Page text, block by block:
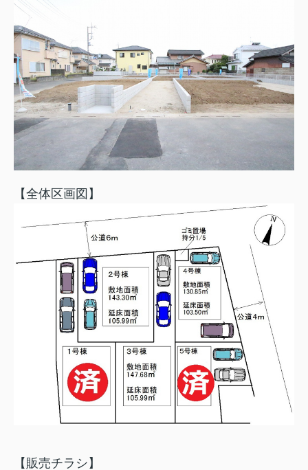
【全体区画図】
【販売チラシ】